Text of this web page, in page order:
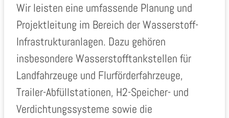
Wir leisten eine umfassende Planung und
Projektleitung im Bereich der Wasserstoff-
Infrastrukturanlagen. Dazu gehören
insbesondere Wasserstofftankstellen für
Landfahrzeuge und Flurförderfahrzeuge,
Trailer-Abfüllstationen, H2-Speicher- und
Verdichtungssysteme sowie die